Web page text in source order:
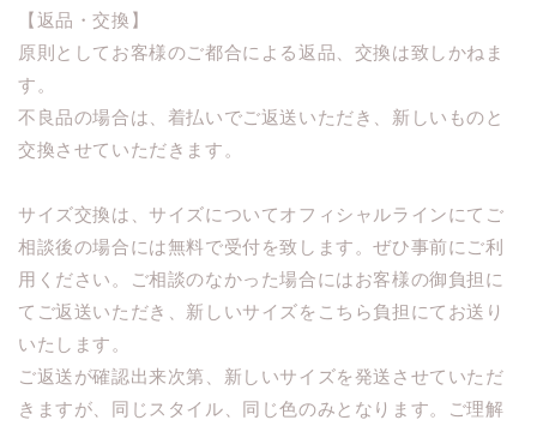
【返品・交換】
原則としてお客様のご都合による返品、交換は致しかねま
す。
不良品の場合は、着払いでご返送いただき、新しいものと
交換させていただきます。
サイズ交換は、サイズについてオフィシャルラインにてご
相談後の場合には無料で受付を致します。ぜひ事前にご利
用ください。ご相談のなかった場合にはお客様の御負担に
てご返送いただき、新しいサイズをこちら負担にてお送り
いたします。
ご返送が確認出来次第、新しいサイズを発送させていただ
きますが、同じスタイル、同じ色のみとなります。ご理解